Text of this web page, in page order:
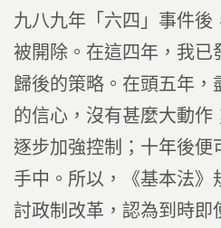
九八九年「六四」事件後
被開除。在這四年，我已
歸後的策略。在頭五年，
的信心，沒有甚麼大動作
逐步加強控制；十年後便
手中。所以，《基本法》
討政制改革，認為到時即